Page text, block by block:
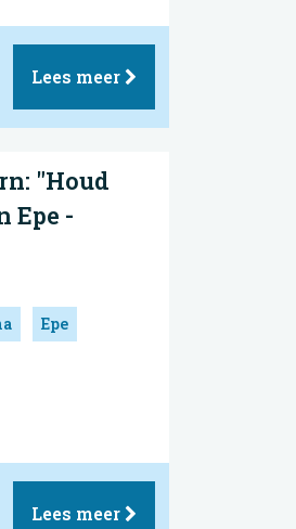
Lees meer
"Houd
Epe -
Epe
Lees meer